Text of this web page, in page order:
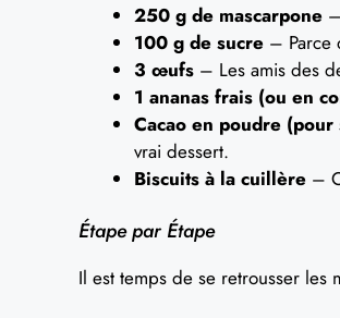
250 g de mascarpone
100 g de sucre – Parce
3 œufs – Les amis des
1 ananas frais (ou en
Cacao en poudre
vrai dessert.
Biscuits à la cuillère –
Étape par Étape
Il est temps de se retrousser les